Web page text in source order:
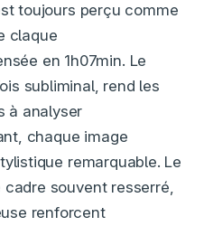
toujours perçu comme
claque
en 1h07min. Le
subliminal, rend les
à analyser
chaque image
remarquable. Le
souvent resserré,
renforcent